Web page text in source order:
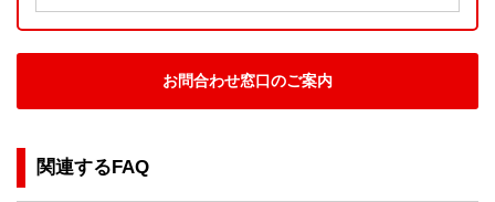
お問合わせ窓口のご案内
関連するFAQ